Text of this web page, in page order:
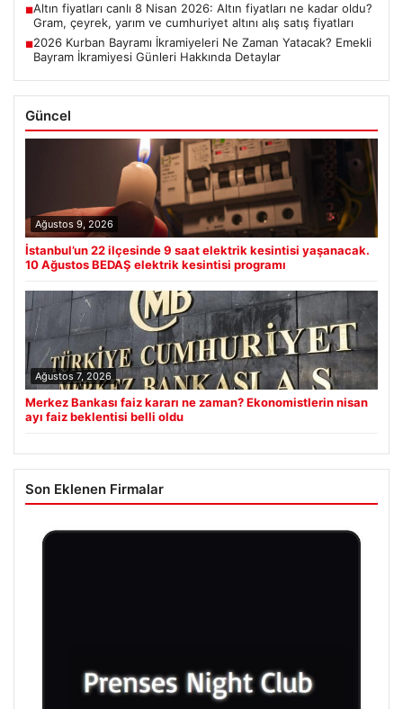
■Altın fiyatları canlı 8 Nisan 2026: Altın fiyatları ne kadar oldu?
Gram, çeyrek, yarım ve cumhuriyet altını alış satış fiyatları
■2026 Kurban Bayramı İkramiyeleri Ne Zaman Yatacak? Emekli
Bayram İkramiyesi Günleri Hakkında Detaylar
Güncel
Ağustos 9, 2026
İstanbul’un 22 ilçesinde 9 saat elektrik kesintisi yaşanacak.
10 Ağustos BEDAŞ elektrik kesintisi programı
Ağustos 7, 2026
Merkez Bankası faiz kararı ne zaman? Ekonomistlerin nisan
ayı faiz beklentisi belli oldu
Son Eklenen Firmalar